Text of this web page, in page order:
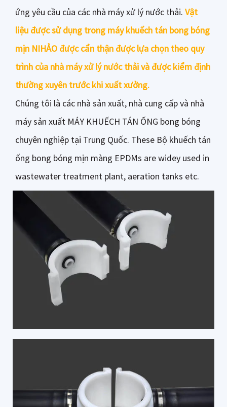
ứng yêu cầu của các nhà máy xử lý nước thải. Vật
liệu được sử dụng trong máy khuếch tán bong bóng
mịn NIHẢO được cẩn thận được lựa chọn theo quy
trình của nhà máy xử lý nước thải và được kiểm định
thường xuyên trước khi xuất xưởng.
Chúng tôi là các nhà sản xuất, nhà cung cấp và nhà
máy sản xuất MÁY KHUẾCH TÁN ỐNG bong bóng
chuyên nghiệp tại Trung Quốc. These Bộ khuếch tán
ống bong bóng mịn màng EPDMs are widey used in
wastewater treatment plant, aeration tanks etc.